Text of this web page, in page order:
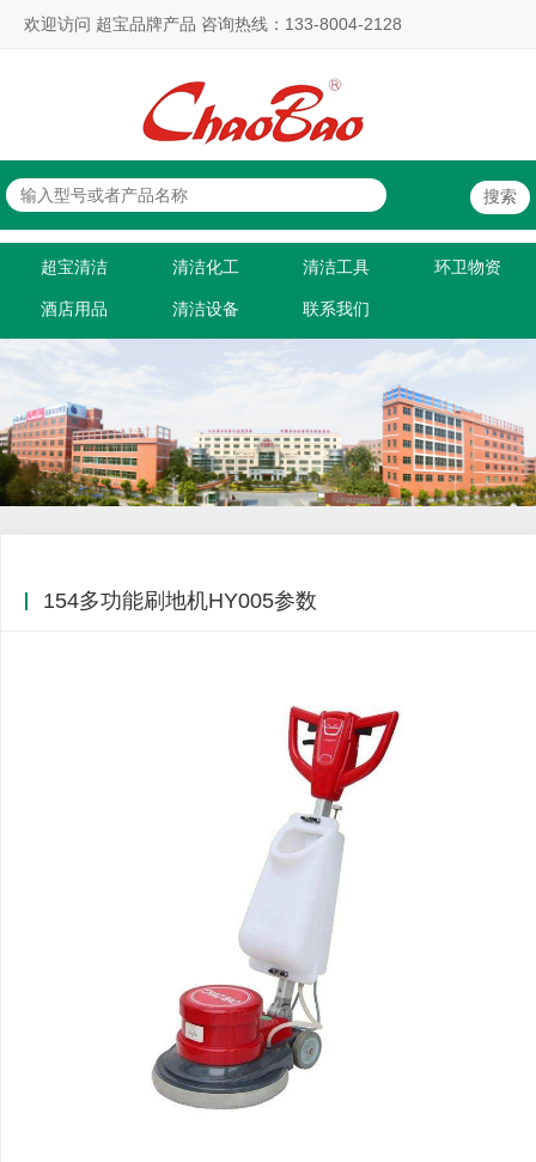
欢迎访问 超宝品牌产品 咨询热线：133-8004-2128
超宝清洁 清洁化工 清洁工具 环卫物资
酒店用品 清洁设备 联系我们
154多功能刷地机HY005参数